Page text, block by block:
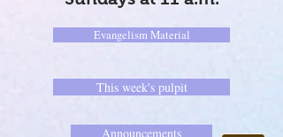
Evangelism Material
This week's pulpit
Announcements